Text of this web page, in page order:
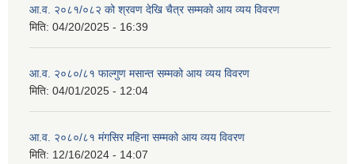
आ.व. २०८१/०८२ को श्रवण देखि चैत्र सम्मको आय व्यय विवरण
मिति: 04/20/2025 - 16:39
आ.व. २०८०/८१ फाल्गुण मसान्त सम्मको आय व्यय विवरण
मिति: 04/01/2025 - 12:04
आ.व. २०८०/८१ मंगसिर महिना सम्मको आय व्यय विवरण
मिति: 12/16/2024 - 14:07